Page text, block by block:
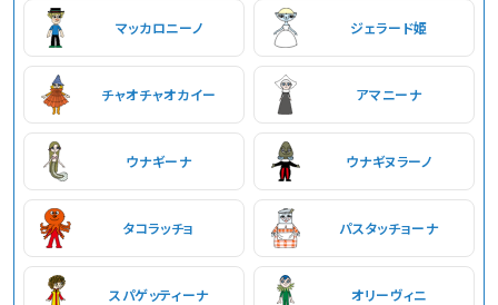
マッカロニーノ ジェラード姫
チャオチャオカイー アマニーナ
ウナギーナ ウナギヌラーノ
タコラッチョ パスタッチョーナ
スパゲッティーナ オリーヴィニ